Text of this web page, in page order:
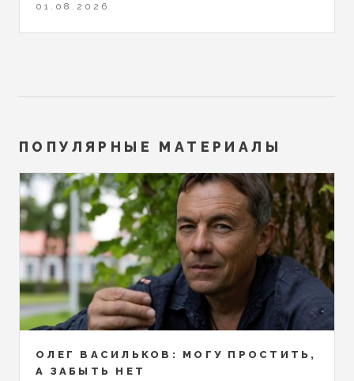
01.08.2026
ПОПУЛЯРНЫЕ МАТЕРИАЛЫ
ОЛЕГ ВАСИЛЬКОВ: МОГУ ПРОСТИТЬ,
А ЗАБЫТЬ НЕТ